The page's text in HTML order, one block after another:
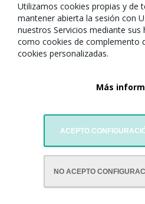
Utilizamos cookies propias y de
mantener abierta la sesión con
nuestros Servicios mediante
como cookies de complemento
cookies personalizadas.
Más
ACEPTO
NO ACEPTO